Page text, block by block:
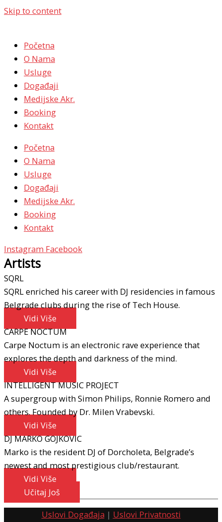
Skip to content
Početna
O Nama
Usluge
Događaji
Medijske Akr.
Booking
Kontakt
Početna
O Nama
Usluge
Događaji
Medijske Akr.
Booking
Kontakt
Instagram Facebook
Artists
SQRL
SQRL enriched his career with DJ residencies in famous
Belgrade clubs during the rise of Tech House.
Vidi Više
CARPE NOCTUM
Carpe Noctum is an electronic rave experience that
explores the depth and darkness of the mind.
Vidi Više
INTELLIGENT MUSIC PROJECT
A supergroup with Simon Philips, Ronnie Romero and
others. Founded by Dr. Milen Vrabevski.
Vidi Više
DJ MARKO GOJKOVIC
Marko is the resident DJ of Dorcholeta, Belgrade’s
newest and most prestigious club/restaurant.
Vidi Više
Učitaj Još
Uslovi Događaja | Uslovi Privatnosti